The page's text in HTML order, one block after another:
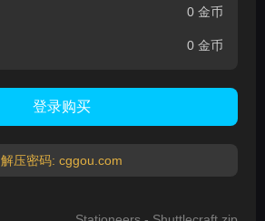
0 金币
0 金币
登录购买
解压密码: cggou.com